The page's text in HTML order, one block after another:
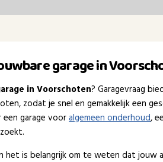
garage in
in Voorschoten? Garagevraag
zodat je snel en gemakkelijk een
een garage vooralgemeen onderhoud,
het is belangrijk om te weten dat jouw